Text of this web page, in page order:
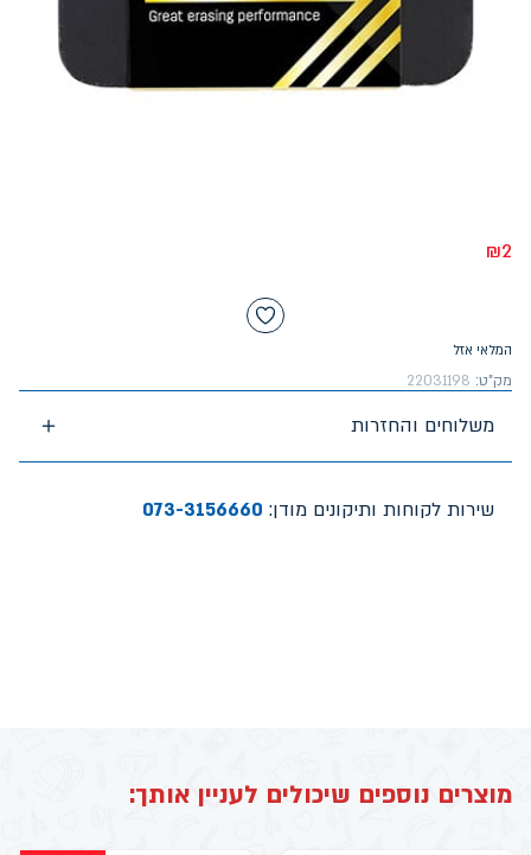
₪2
המלאי אזל
מק"ט: 22031198
משלוחים והחזרות
שירות לקוחות ותיקונים מודן: 073-3156660
מוצרים נוספים שיכולים לעניין אותך: